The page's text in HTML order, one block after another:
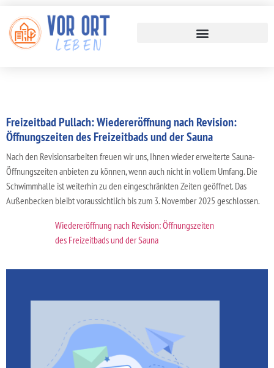
Freizeitbad Pullach: Wiedereröffnung nach Revision:
Öffnungszeiten des Freizeitbads und der Sauna
Nach den Revisionsarbeiten freuen wir uns, Ihnen wieder erweiterte Sauna-
Öffnungszeiten anbieten zu können, wenn auch nicht in vollem Umfang. Die
Schwimmhalle ist weiterhin zu den eingeschränkten Zeiten geöffnet. Das
Außenbecken bleibt voraussichtlich bis zum 3. November 2025 geschlossen.
Wiedereröffnung nach Revision: Öffnungszeiten
des Freizeitbads und der Sauna